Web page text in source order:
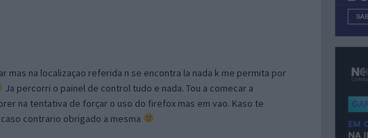
mas na localizaçao referida n se encontra la nada k me permita por
Ja percorri o painel de control tudo e nada. Tou a comecar a
na tentativa de forçar o uso do firefox mas em vao. Kaso te
contrario obrigado a mesma